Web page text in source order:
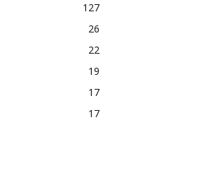
127
26
22
19
17
17